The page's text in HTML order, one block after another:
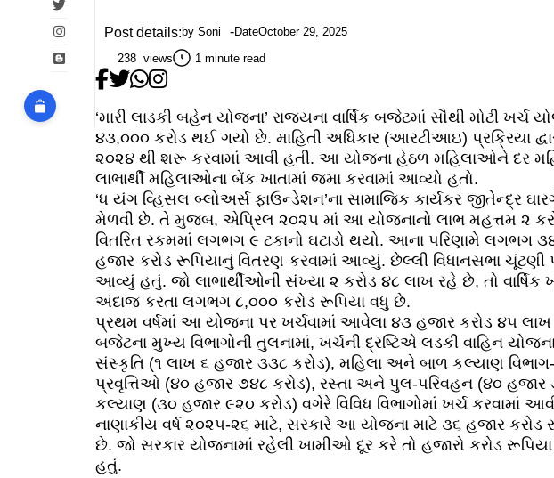
Post details: by Soni DateOctober 29, 2025
238 views
1 minute read
‘મારી લાડકી બહેન યોજના’ રાજ્યના વાર્ષિક બજેટમાં સૌથી મોટી
૪૩,૦૦૦ કરોડ થઈ ગયો છે. માહિતી અધિકાર (આરટીઆઇ) પ્રક્રિયા
૨૦૨૪ થી શરૂ કરવામાં આવી હતી. આ યોજના હેઠળ મહિલાઓને દર
લાભાર્થી મહિલાઓના બેંક ખાતામાં જમા કરવામાં આવ્યો હતો.
‘ધ યંગ વ્હિસલ બ્લોઅર્સ ફાઉન્ડેશન’ના સામાજિક કાર્યકર જીતેન્દ્ર
મેળવી છે. તે મુજબ, એપ્રિલ ૨૦૨૫ માં આ યોજનાનો લાભ મહત્તમ ૨
વિતરિત રકમમાં લગભગ ૯ ટકાનો ઘટાડો થયો. આના પરિણામે
હજાર કરોડ રૂપિયાનું વિતરણ કરવામાં આવ્યું. છેલ્લી વિધાનસભા
આવ્યું હતું. જો લાભાર્થીઓની સંખ્યા ૨ કરોડ ૪૮ લાખ રહે છે, તો
અંદાજ કરતા લગભગ ૮,૦૦૦ કરોડ રૂપિયા વધુ છે.
પ્રથમ વર્ષમાં આ યોજના પર ખર્ચવામાં આવેલા ૪૩ હજાર કરોડ ૪૫
બજેટના મુખ્ય વિભાગોની તુલનામાં, ખર્ચની દ્રષ્ટિએ લડકી વાહિન
સંસ્કૃતિ (૧ લાખ ૬ હજાર ૩૩૮ કરોડ), મહિલા અને બાળ કલ્યાણ
પ્રવૃત્તિઓ (૪૦ હજાર ૭૪૮ કરોડ), રસ્તા અને પુલ-પરિવહન (૪૦ હજાર
કલ્યાણ (૩૦ હજાર ૯૨૦ કરોડ) વગેરે વિવિધ વિભાગોમાં ખર્ચ કરવામાં
નાણાકીય વર્ષ ૨૦૨૫-૨૬ માટે, સરકારે આ યોજના માટે ૩૬ હજાર
છે. જો સરકાર યોજનામાં રહેલી ખામીઓ દૂર કરે તો હજારો કરોડ
હતું.